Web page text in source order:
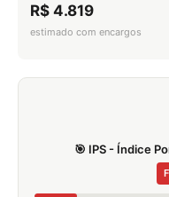
R$ 4.819
estimado com encargos
🎯 IPS - Índice